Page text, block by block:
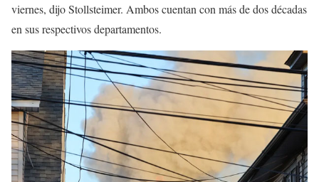
viernes, dijo Stollsteimer. Ambos cuentan con más de dos décadas
en sus respectivos departamentos.